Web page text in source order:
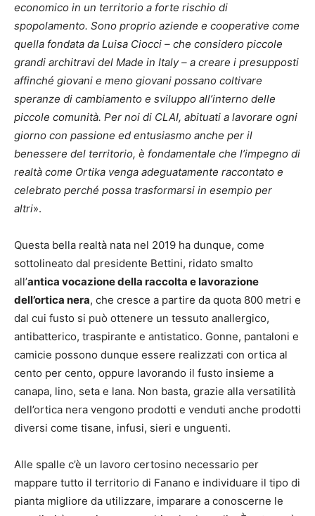
economico in un territorio a forte rischio di
spopolamento. Sono proprio aziende e cooperative come
quella fondata da Luisa Ciocci – che considero piccole
grandi architravi del Made in Italy – a creare i presupposti
affinché giovani e meno giovani possano coltivare
speranze di cambiamento e sviluppo all’interno delle
piccole comunità. Per noi di CLAI, abituati a lavorare ogni
giorno con passione ed entusiasmo anche per il
benessere del territorio, è fondamentale che l’impegno di
realtà come Ortika venga adeguatamente raccontato e
celebrato perché possa trasformarsi in esempio per
altri».
Questa bella realtà nata nel 2019 ha dunque, come
sottolineato dal presidente Bettini, ridato smalto
all’antica vocazione della raccolta e lavorazione
dell’ortica nera, che cresce a partire da quota 800 metri e
dal cui fusto si può ottenere un tessuto anallergico,
antibatterico, traspirante e antistatico. Gonne, pantaloni e
camicie possono dunque essere realizzati con ortica al
cento per cento, oppure lavorando il fusto insieme a
canapa, lino, seta e lana. Non basta, grazie alla versatilità
dell’ortica nera vengono prodotti e venduti anche prodotti
diversi come tisane, infusi, sieri e unguenti.
Alle spalle c’è un lavoro certosino necessario per
mappare tutto il territorio di Fanano e individuare il tipo di
pianta migliore da utilizzare, imparare a conoscerne le